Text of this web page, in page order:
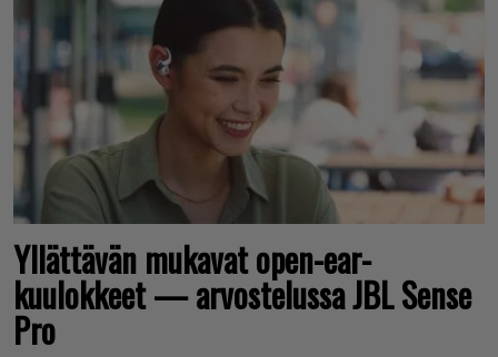
Yllättävän mukavat open-ear-
kuulokkeet — arvostelussa JBL Sense
Pro